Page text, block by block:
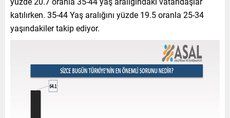
katılırken. 35-44 Yaş aralığını yüzde 19.5 oranla 25-34
yaşındakiler takip ediyor.